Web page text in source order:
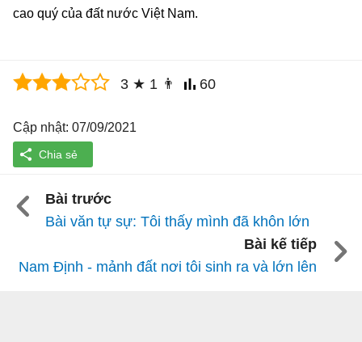
cao quý của đất nước Việt Nam.
3 ★ 1 👨 60
Cập nhật: 07/09/2021
Bài trước
Bài văn tự sự: Tôi thấy mình đã khôn lớn
Bài kế tiếp
Nam Định - mảnh đất nơi tôi sinh ra và lớn lên